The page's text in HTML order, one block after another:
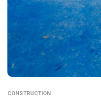
CONSTRUCTION